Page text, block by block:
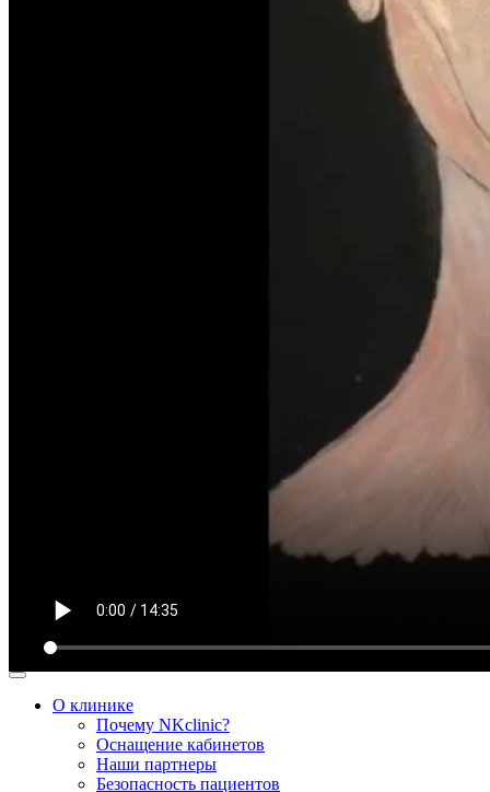
О клинике
Почему NKclinic?
Оснащение кабинетов
Наши партнеры
Безопасность пациентов